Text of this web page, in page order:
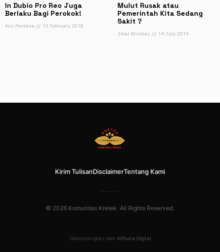
In Dubio Pro Reo Juga
Berlaku Bagi Perokok!
Aris Perdana 13 February 2018
Mulut Rusak atau
Pemerintah Kita Sedang
Sakit ?
Jibal Windiaz 14 July 2014
Kirim TulisanDisclaimerTentang Kami
© 2026 Komunitas Kretek. All Rights Reserved.
Dikembangkan oleh Alifbata Digital